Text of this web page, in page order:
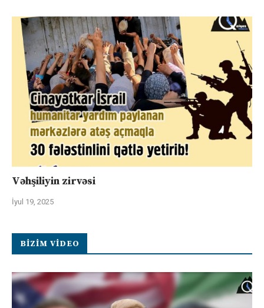
Vəhşiliyin zirvəsi
İyul 19, 2025
BIZIM VIDEO